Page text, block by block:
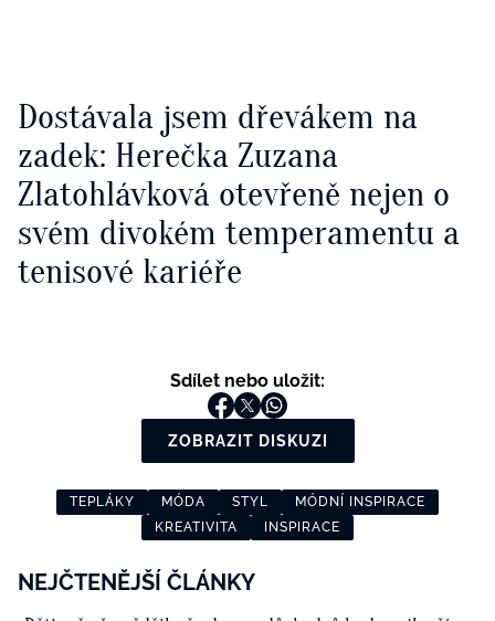
Dostávala jsem dřevákem na
zadek: Herečka Zuzana
Zlatohlávková otevřeně nejen o
svém divokém temperamentu a
tenisové kariéře
Sdílet nebo uložit:
ZOBRAZIT DISKUZI
TEPLÁKY MÓDA STYL
MÓDNÍ INSPIRACE
KREATIVITA
INSPIRACE
NEJČTENĚJŠÍ ČLÁNKY